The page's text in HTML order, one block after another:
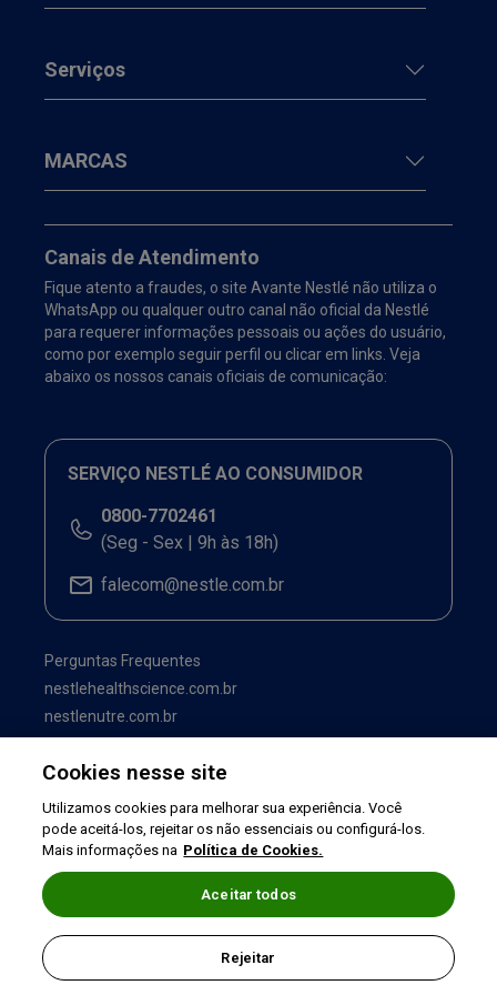
Serviços
MARCAS
Canais de Atendimento
Fique atento a fraudes, o site Avante Nestlé não utiliza o
WhatsApp ou qualquer outro canal não oficial da Nestlé
para requerer informações pessoais ou ações do usuário,
como por exemplo seguir perfil ou clicar em links. Veja
abaixo os nossos canais oficiais de comunicação:
SERVIÇO NESTLÉ AO CONSUMIDOR
0800-7702461
(Seg - Sex | 9h às 18h)
falecom@nestle.com.br
Perguntas Frequentes
nestlehealthscience.com.br
nestlenutre.com.br
Política de Privacidade
©2026 Nestlé Nutrition & Health
Cookies nesse site
Utilizamos cookies para melhorar sua experiência. Você
pode aceitá-los, rejeitar os não essenciais ou configurá-los.
Mais informações na Política de Cookies.
Rejeitar
Aceitar todos